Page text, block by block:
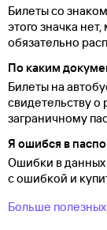
Билеты со знаком
этого значка
обязательно
По каким
Билеты на
свидетельству о
заграничному
Я ошибся в
Ошибки в данных
с ошибкой и
Больше